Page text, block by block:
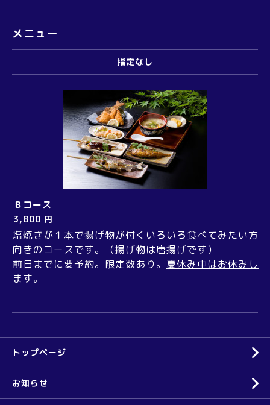
メニュー
指定なし
Ｂコース
3,800 円
塩焼きが１本で揚げ物が付くいろいろ食べてみたい方
向きのコースです。（揚げ物は唐揚げです）
前日までに要予約。限定数あり。 夏休み中はお休みし
ます。
トップページ
お知らせ